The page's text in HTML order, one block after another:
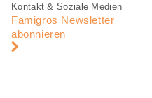
Fusszeile
Fusszeile
Navigation
Kontakt & Soziale Medien
Famigros Newsletter
abonnieren